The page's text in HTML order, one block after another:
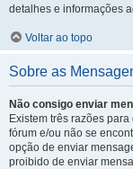
detalhes e informações
Voltar ao topo
Sobre as
Não consigo enviar
Existem três razões
fórum e/ou não se
opção de enviar
proibido de enviar